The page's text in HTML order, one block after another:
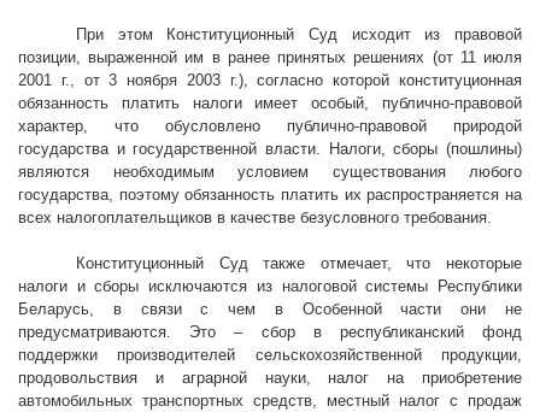
При этом Конституционный Суд исходит из правовой
позиции, выраженной им в ранее принятых решениях (от 11 июля
2001 г., от 3 ноября 2003 г.), согласно которой конституционная
обязанность платить налоги имеет особый, публично-правовой
характер, что обусловлено публично-правовой природой
государства и государственной власти. Налоги, сборы (пошлины)
являются необходимым условием существования любого
государства, поэтому обязанность платить их распространяется на
всех налогоплательщиков в качестве безусловного требования.
Конституционный Суд также отмечает, что некоторые
налоги и сборы исключаются из налоговой системы Республики
Беларусь, в связи с чем в Особенной части они не
предусматриваются. Это – сбор в республиканский фонд
поддержки производителей сельскохозяйственной продукции,
продовольствия и аграрной науки, налог на приобретение
автомобильных транспортных средств, местный налог с продаж